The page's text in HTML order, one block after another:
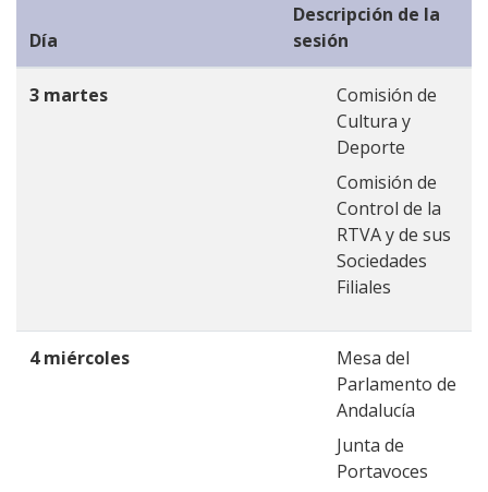
Día
Descripción de la
sesión
3 martes
Comisión de
Cultura y
Deporte
Comisión de
Control de la
RTVA y de sus
Sociedades
Filiales
4 miércoles
Mesa del
Parlamento de
Andalucía
Junta de
Portavoces